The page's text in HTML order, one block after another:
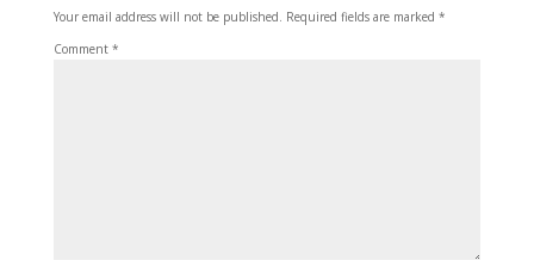
Your email address will not be published. Required fields are marked *
Comment *